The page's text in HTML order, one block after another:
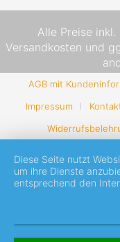
Alle Preise
Versandkosten und
AGB mit
Impressum
Diese Seite nutzt
um ihre Dienste
entsprechend den